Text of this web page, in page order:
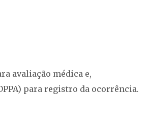
avaliação médica e,
para registro da ocorrência.